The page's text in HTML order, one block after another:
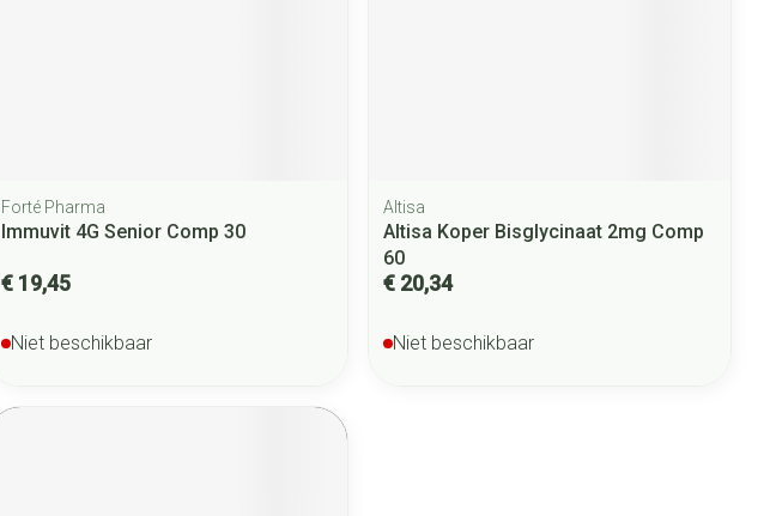
Forté Pharma
Immuvit 4G Senior Comp 30
€ 19,45
Niet beschikbaar
Altisa
Altisa Koper Bisglycinaat 2mg Comp
60
€ 20,34
Niet beschikbaar